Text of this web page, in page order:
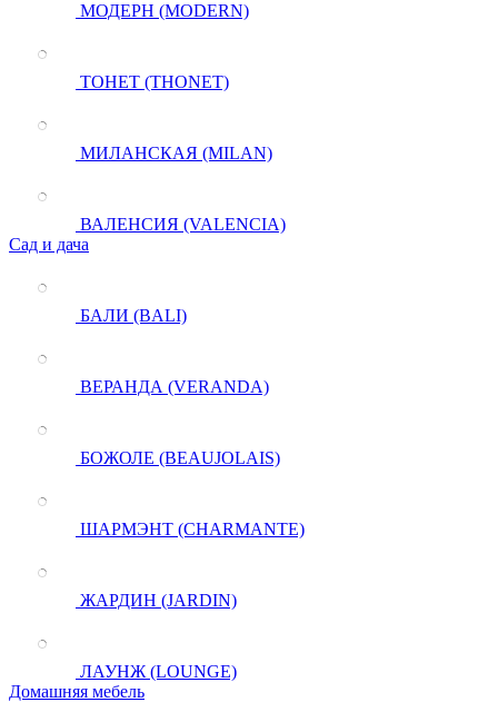
МОДЕРН (MODERN)
ТОНЕТ (THONET)
МИЛАНСКАЯ (MILAN)
ВАЛЕНСИЯ (VALENCIA)
Сад и дача
БАЛИ (BALI)
ВЕРАНДА (VERANDA)
БОЖОЛЕ (BEAUJOLAIS)
ШАРМЭНТ (CHARMANTE)
ЖАРДИН (JARDIN)
ЛАУНЖ (LOUNGE)
Домашняя мебель